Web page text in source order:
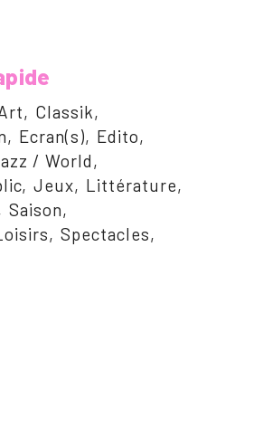
Classik
Ecran(s)
Edito
/ World
Jeux
Littérature
Saison
Spectacles